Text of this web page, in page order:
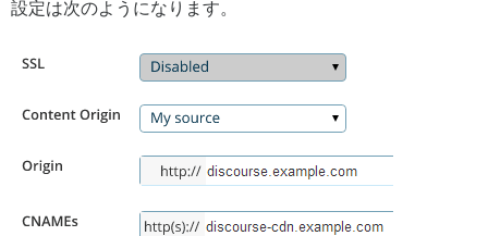
設定は次のようになります。